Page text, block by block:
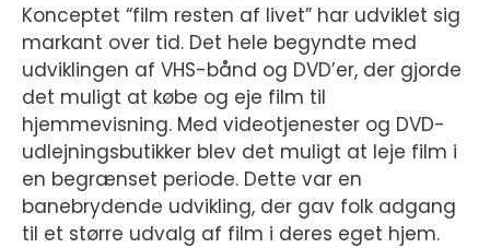
Konceptet “film resten af livet” har udviklet sig
markant over tid. Det hele begyndte med
udviklingen af VHS-bånd og DVD’er, der gjorde
det muligt at købe og eje film til
hjemmevisning. Med videotjenester og DVD-
udlejningsbutikker blev det muligt at leje film i
en begrænset periode. Dette var en
banebrydende udvikling, der gav folk adgang
til et større udvalg af film i deres eget hjem.